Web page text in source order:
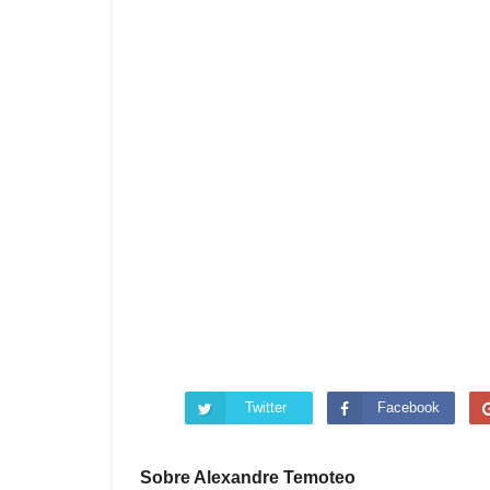
Twitter Facebook
Sobre Alexandre Temoteo